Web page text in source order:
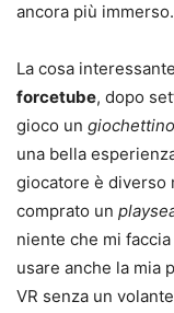
ancora più immerso.
La cosa
forcetube, dopo
gioco un giochettino
una bella
giocatore è diverso
comprato un
niente che mi
usare anche la mia
VR senza un